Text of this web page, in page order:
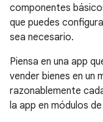
componentes
que puedes
sea necesario.
Piensa en una app
vender bienes en un
razonablemente
la app en módulos